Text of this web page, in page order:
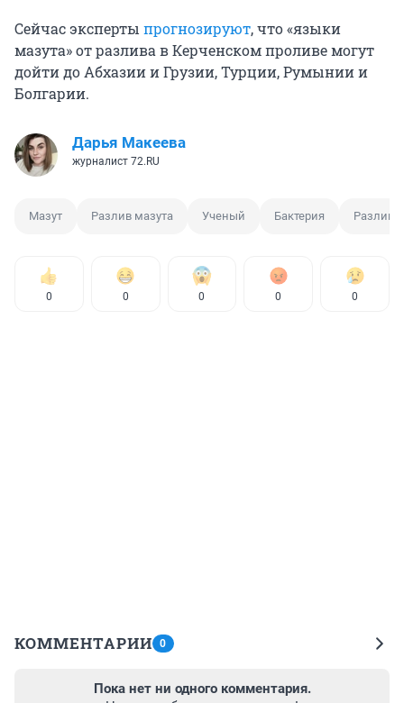
Сейчас эксперты прогнозируют, что «языки
мазута» от разлива в Керченском проливе могут
дойти до Абхазии и Грузии, Турции, Румынии и
Болгарии.
Дарья Макеева
журналист 72.RU
Мазут Разлив мазута Ученый Бактерия Разлив
0 0 0 0 0
КОММЕНТАРИИ 0
Пока нет ни одного комментария.